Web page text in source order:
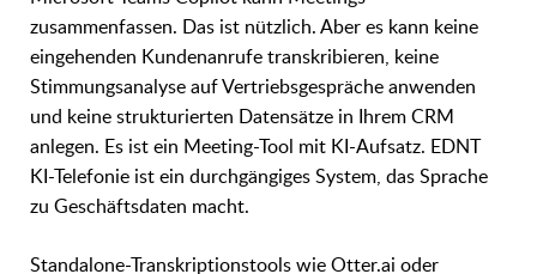
zusammenfassen. Das ist nützlich. Aber es kann keine
eingehenden Kundenanrufe transkribieren, keine
Stimmungsanalyse auf Vertriebsgespräche anwenden
und keine strukturierten Datensätze in Ihrem CRM
anlegen. Es ist ein Meeting-Tool mit KI-Aufsatz. EDNT
KI-Telefonie ist ein durchgängiges System, das Sprache
zu Geschäftsdaten macht.
Standalone-Transkriptionstools wie Otter.ai oder